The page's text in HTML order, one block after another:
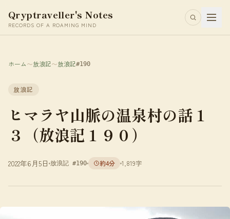
Qryptraveller's Notes
RECORDS OF A ROAMING MIND
ホーム〜放浪記〜放浪記#190
放浪記
ヒマラヤ山脈の温泉村の話１
３（放浪記１９０）
2022年6月5日 放浪記 #190 約4分 1,819字